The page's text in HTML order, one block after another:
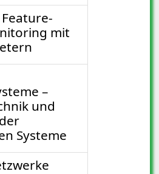
mit
–
und
Systeme